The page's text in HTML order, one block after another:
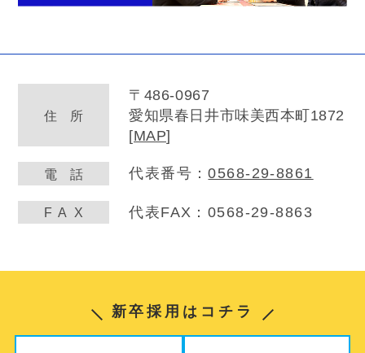
住 所
〒486-0967
愛知県春日井市味美西本町1872
[MAP]
電話 代表番号：0568-29-8861
FA X 代表FAX：0568-29-8863
新卒採用はコチラ